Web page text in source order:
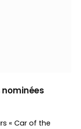
nominées
« Car of the